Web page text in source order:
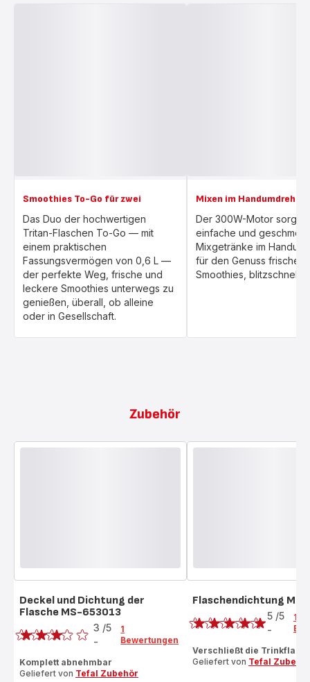
Smoothies To-Go für zwei
Das Duo der hochwertigen
Tritan-Flaschen To-Go — mit
einem praktischen
Fassungsvermögen von 0,6 L —
der perfekte Weg, frische und
leckere Smoothies unterwegs zu
genießen, überall, ob alleine
oder in Gesellschaft.
Mixen im Handumdrehen
Der 300W-Motor sorgt
einfache und
Mixgetränke im
für den Genuss frischer
Smoothies, blitzschnell.
Zubehör
Deckel und Dichtung der
Flasche MS-653013
Bewertung
mit
3
3 /5
-
1
Bewertungen
Komplett abnehmbar
Geliefert von Tefal Zubehör
Flaschendichtung
Bewertung
mit
5
5 /5
-
1
Verschließt die
Geliefert von Tefal